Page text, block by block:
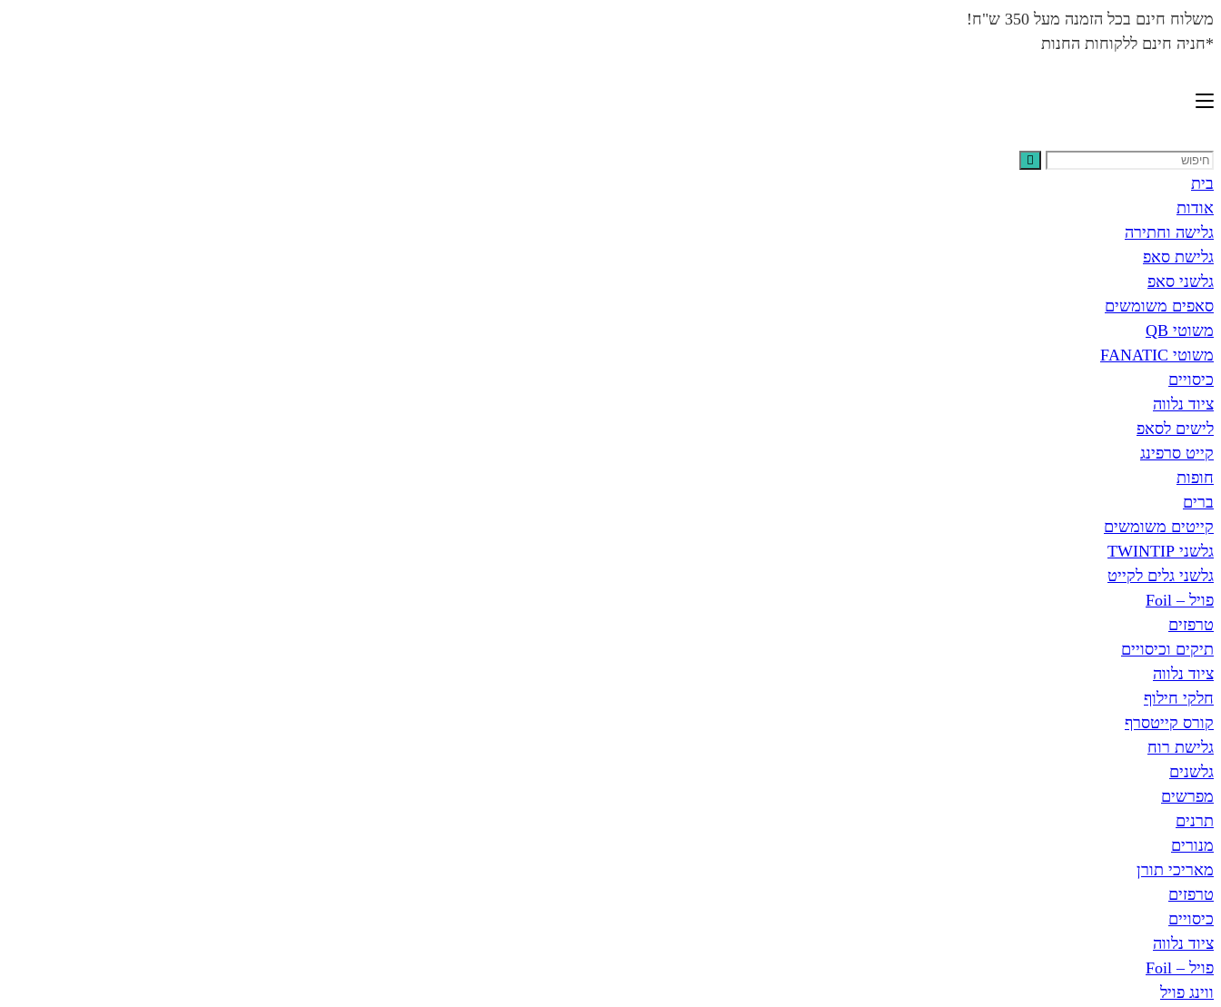
משלוח חינם בכל הזמנה מעל 350 ש"ח!
*חניה חינם ללקוחות החנות
בית
אודות
גלישה וחתירה
גלישת סאפ
גלשני סאפ
סאפים משומשים
משוטי QB
משוטי FANATIC
כיסויים
ציוד נלווה
לישים לסאפ
קייט סרפינג
חופות
ברים
קייטים משומשים
גלשני TWINTIP
גלשני גלים לקייט
פויל – Foil
טרפזים
תיקים וכיסויים
ציוד נלווה
חלקי חילוף
קורס קייטסרף
גלישת רוח
גלשנים
מפרשים
תרנים
מנורים
מאריכי תורן
טרפזים
כיסויים
ציוד נלווה
פויל – Foil
ווינג פויל